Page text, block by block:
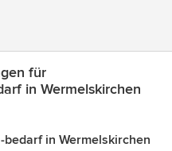
für
in Wermelskirchen
in Wermelskirchen